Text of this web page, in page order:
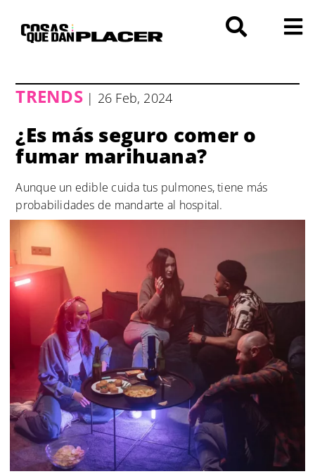
contenido
TRENDS| 26 Feb, 2024
¿Es más seguro comer o
fumar marihuana?
Aunque un edible cuida tus pulmones, tiene más
probabilidades de mandarte al hospital.